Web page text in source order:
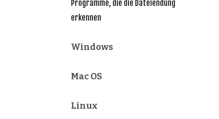
Programme, die die Dateiendung
erkennen
Windows
Mac OS
Linux